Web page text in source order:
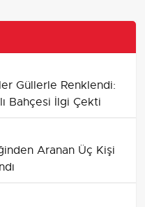
Güllerle Renklendi:
Bahçesi İlgi Çekti
Aranan Üç Kişi